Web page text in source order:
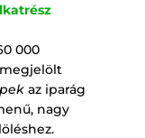
000
az iparág
nagy